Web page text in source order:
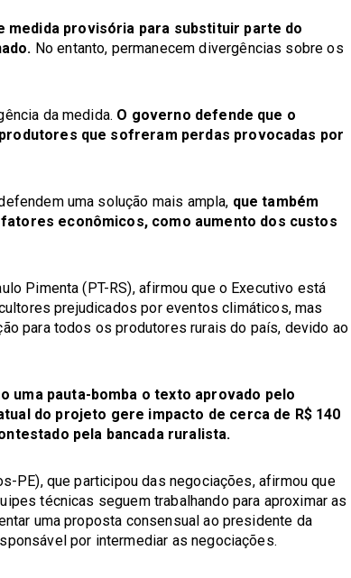
medida provisória para substituir parte do
No entanto, permanecem divergências sobre os
da medida. O governo defende que o
que sofreram perdas provocadas por
uma solução mais ampla, que também
econômicos, como aumento dos custos
Pimenta (PT-RS), afirmou que o Executivo está
prejudicados por eventos climáticos, mas
para todos os produtores rurais do país, devido ao
uma pauta-bomba o texto aprovado pelo
do projeto gere impacto de cerca de R$ 140
pela bancada ruralista.
PE), que participou das negociações, afirmou que
técnicas seguem trabalhando para aproximar as
uma proposta consensual ao presidente da
por intermediar as negociações.